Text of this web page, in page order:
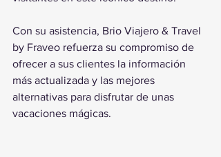
Con su asistencia, Brio Viajero & Travel
by Fraveo refuerza su compromiso de
ofrecer a sus clientes la información
más actualizada y las mejores
alternativas para disfrutar de unas
vacaciones mágicas.